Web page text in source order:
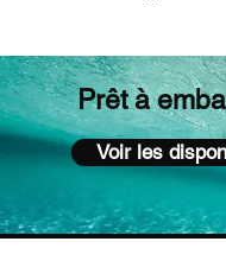
Prêt à
Voir les